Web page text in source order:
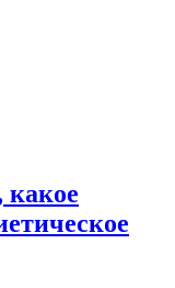
какое